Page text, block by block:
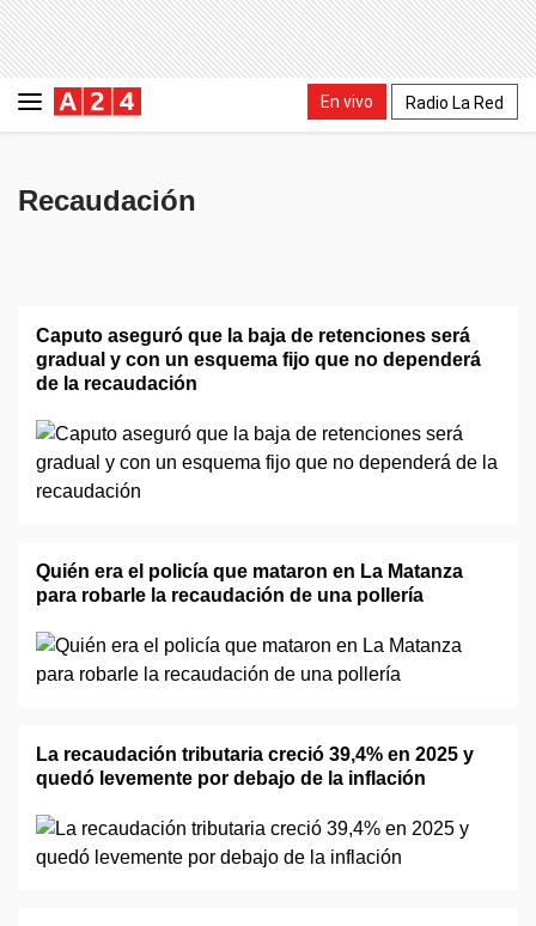
En vivo Radio La Red
Recaudación
Caputo aseguró que la baja de retenciones será
gradual y con un esquema fijo que no dependerá
de la recaudación
Quién era el policía que mataron en La Matanza
para robarle la recaudación de una pollería
La recaudación tributaria creció 39,4% en 2025 y
quedó levemente por debajo de la inflación